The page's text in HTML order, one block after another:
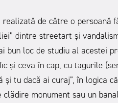
de către o persoană
dintre streetart și
bun loc de studiu al acestei
și ceva în cap, cu tagurile
și tu dacă ai curaj”, în logica
monument sau un